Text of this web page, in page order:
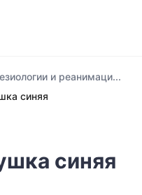
и реанимаци...
синяя
синяя